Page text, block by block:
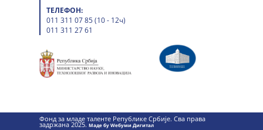
ТЕЛЕФОН:
011 311 07 85 (10 - 12ч)
011 311 27 61
Фонд за младе таленте Републике Србије. Сва права
задржана 2025.Маде бy Wебуми Дигитал